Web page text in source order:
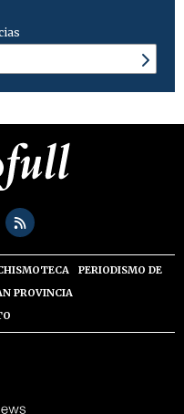
PERIODISMO DE
PROVINCIA